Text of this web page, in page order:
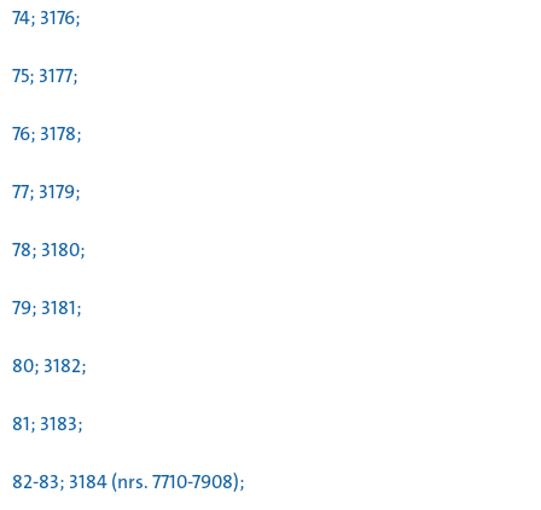
74; 3176;
75; 3177;
76; 3178;
77; 3179;
78; 3180;
79; 3181;
80; 3182;
81; 3183;
82-83; 3184 (nrs. 7710-7908);